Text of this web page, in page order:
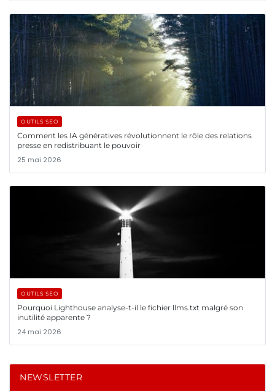
OUTILS SEO
Comment les IA génératives révolutionnent le rôle des relations
presse en redistribuant le pouvoir
25 mai 2026
OUTILS SEO
Pourquoi Lighthouse analyse-t-il le fichier llms.txt malgré son
inutilité apparente ?
24 mai 2026
NEWSLETTER